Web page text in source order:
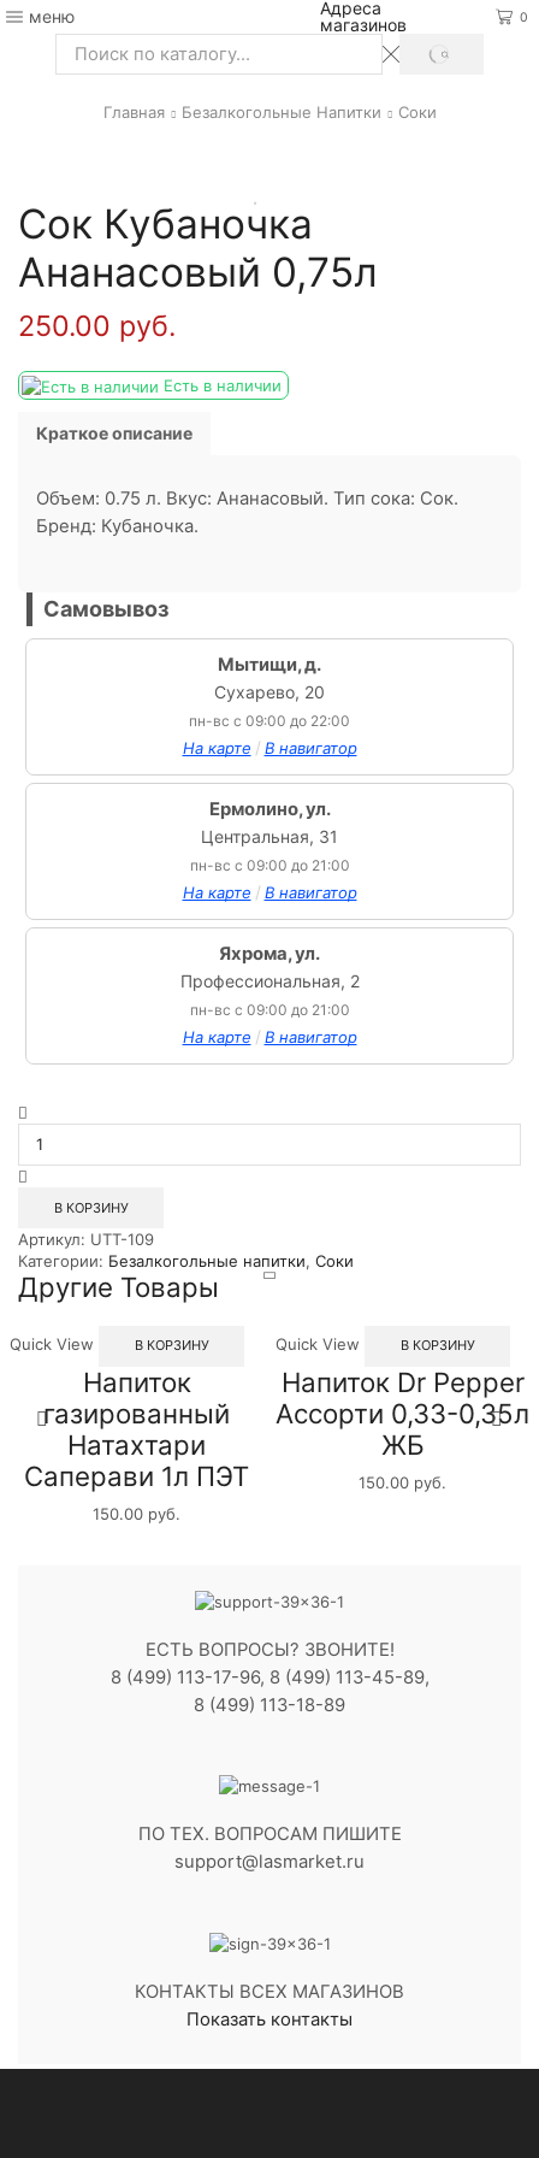
меню
Адреса
магазинов
0
Search
SEARCH
Главная Безалкогольные Напитки Соки
Сок Кубаночка
Ананасовый 0,75л
250.00 руб.
Есть в наличии
Краткое описание
Объем: 0.75 л. Вкус: Ананасовый. Тип сока: Сок.
Бренд: Кубаночка.
Самовывоз
Мытищи, д.
Сухарево, 20
пн-вс с 09:00 до 22:00
На карте / В навигатор
Ермолино, ул.
Центральная, 31
пн-вс с 09:00 до 21:00
На карте / В навигатор
Яхрома, ул.
Профессиональная, 2
пн-вс с 09:00 до 21:00
На карте / В навигатор
товара
Сок
Ананасовый
В КОРЗИНУ
Артикул: UTT-109
Категории: Безалкогольные напитки, Соки
Другие Товары
Quick View В КОРЗИНУ
Напиток
газированный
Натахтари
Саперави 1л ПЭТ
150.00 руб.
Quick View В КОРЗИНУ
Напиток Dr Pepper
Ассорти 0,33-0,35л
ЖБ
150.00 руб.
ЕСТЬ ВОПРОСЫ? ЗВОНИТЕ!
8 (499) 113-17-96, 8 (499) 113-45-89,
8 (499) 113-18-89
ПО ТЕХ. ВОПРОСАМ ПИШИТЕ
support@lasmarket.ru
КОНТАКТЫ ВСЕХ МАГАЗИНОВ
Показать контакты